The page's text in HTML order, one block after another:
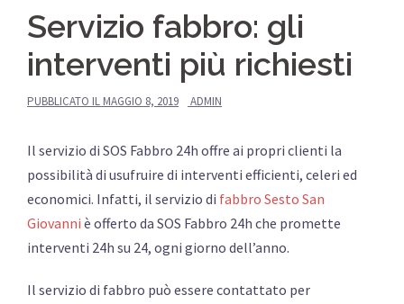
Servizio fabbro: gli
interventi più richiesti
PUBBLICATO IL MAGGIO 8, 2019 ADMIN
Il servizio di SOS Fabbro 24h offre ai propri clienti la
possibilità di usufruire di interventi efficienti, celeri ed
economici. Infatti, il servizio di fabbro Sesto San
Giovanni è offerto da SOS Fabbro 24h che promette
interventi 24h su 24, ogni giorno dell’anno.
Il servizio di fabbro può essere contattato per